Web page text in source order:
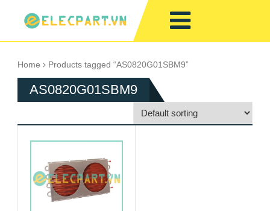
Home Products tagged “AS0820G01SBM9”
AS0820G01SBM9